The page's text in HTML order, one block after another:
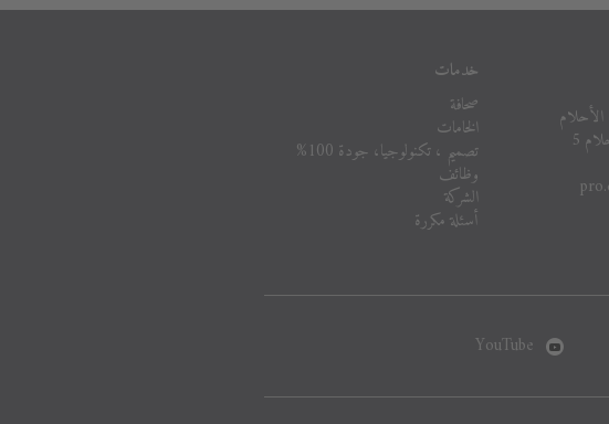
الأحلام
5
خدمات
صحافة
الخامات
تصميم ، تكنولوجيا، جودة 100%
وظائف
الشركة
أسئلة مكررة
YouTube